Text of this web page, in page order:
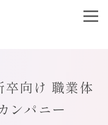
卒向け 職業体
ンパニー